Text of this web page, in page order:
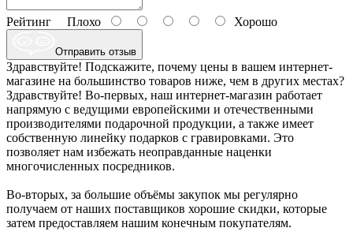
Рейтинг Плохо Хорошо
Отправить отзыв
Здравствуйте! Подскажите, почему цены в вашем интернет-
магазине на большинство товаров ниже, чем в других местах?
Здравствуйте! Во-первых, наш интернет-магазин работает
напрямую с ведущими европейскими и отечественными
производителями подарочной продукции, а также имеет
собственную линейку подарков с гравировками. Это
позволяет нам избежать неоправданные наценки
многочисленных посредников.
Во-вторых, за большие объёмы закупок мы регулярно
получаем от наших поставщиков хорошие скидки, которые
затем предоставляем нашим конечным покупателям.